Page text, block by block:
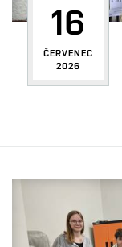
16
ČERVENEC
2026